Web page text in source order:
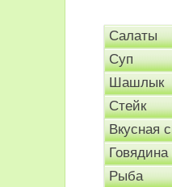
Салаты
Суп
Шашлык
Стейк
Вкусная
Говядина
Рыба